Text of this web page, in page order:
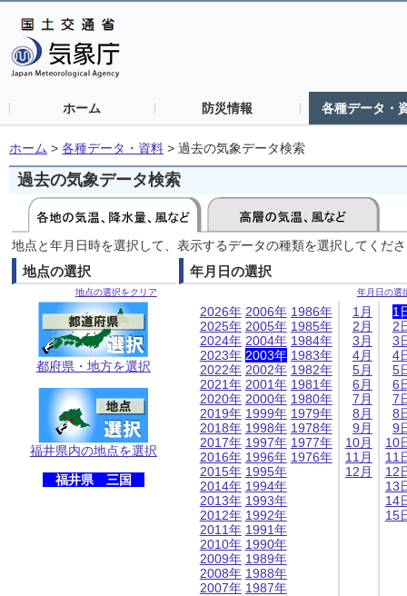
ホーム 防災情報 各種データ・
ホーム > 各種データ・資料 > 過去の気象データ検索
過去の気象データ検索
地点と年月日時を選択して、表示するデータの種類を選択してくだ
地点の選択
地点の選択をクリア
都府県・地方を選択
福井県内の地点を選択
福井県 三国
年月日の選択
年月日の選
2026年
2025年
2024年
2023年
2022年
2021年
2020年
2019年
2018年
2017年
2016年
2015年
2014年
2013年
2012年
2011年
2010年
2009年
2008年
2007年
2006年
2005年
2004年
2003年
2002年
2001年
2000年
1999年
1998年
1997年
1996年
1995年
1994年
1993年
1992年
1991年
1990年
1989年
1988年
1987年
1986年
1985年
1984年
1983年
1982年
1981年
1980年
1979年
1978年
1977年
1976年
1月
2月
3月
4月
5月
6月
7月
8月
9月
10月
11月
12月
1
2
3
4
5
6
7
8
9
10
11
12
13
14
15